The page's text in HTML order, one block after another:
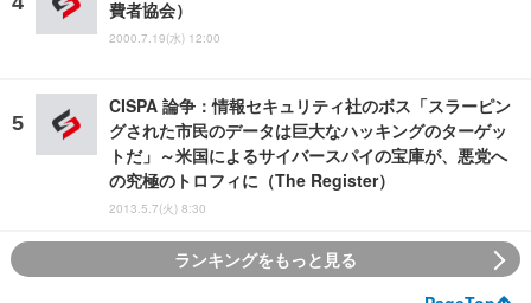
費者協会）
2000.7.19(水) 12:00
CISPA 論争：情報セキュリティ社のボス「スラーピン
グされた市民のデータは巨大なハッキングのターゲッ
トだ」～米国によるサイバースパイの宝庫が、悪党へ
の究極のトロフィに（The Register）
2013.5.7(火) 8:30
ランキングをもっと見る